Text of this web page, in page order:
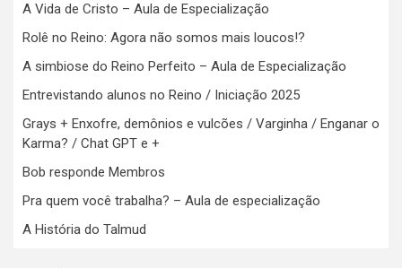
A Vida de Cristo – Aula de Especialização
Rolê no Reino: Agora não somos mais loucos!?
A simbiose do Reino Perfeito – Aula de Especialização
Entrevistando alunos no Reino / Iniciação 2025
Grays + Enxofre, demônios e vulcões / Varginha / Enganar o
Karma? / Chat GPT e +
Bob responde Membros
Pra quem você trabalha? – Aula de especialização
A História do Talmud